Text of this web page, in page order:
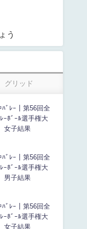
う
グリッド
ﾊﾞﾚｰ｜第56回全
ｰﾎﾞｰﾙ選手権大
女子結果
ﾊﾞﾚｰ｜第56回全
ｰﾎﾞｰﾙ選手権大
男子結果
ﾊﾞﾚｰ｜第56回全
ｰﾎﾞｰﾙ選手権大
女子結果